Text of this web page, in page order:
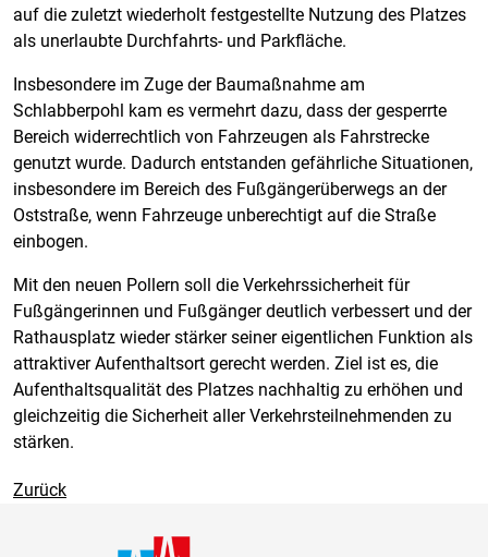
auf die zuletzt wiederholt festgestellte Nutzung des Platzes
als unerlaubte Durchfahrts- und Parkfläche.
Insbesondere im Zuge der Baumaßnahme am
Schlabberpohl kam es vermehrt dazu, dass der gesperrte
Bereich widerrechtlich von Fahrzeugen als Fahrstrecke
genutzt wurde. Dadurch entstanden gefährliche Situationen,
insbesondere im Bereich des Fußgängerüberwegs an der
Oststraße, wenn Fahrzeuge unberechtigt auf die Straße
einbogen.
Mit den neuen Pollern soll die Verkehrssicherheit für
Fußgängerinnen und Fußgänger deutlich verbessert und der
Rathausplatz wieder stärker seiner eigentlichen Funktion als
attraktiver Aufenthaltsort gerecht werden. Ziel ist es, die
Aufenthaltsqualität des Platzes nachhaltig zu erhöhen und
gleichzeitig die Sicherheit aller Verkehrsteilnehmenden zu
stärken.
Zurück